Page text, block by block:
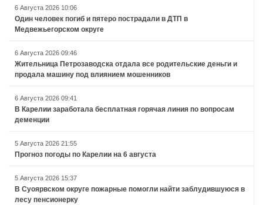
6 Августа 2026 10:06
Один человек погиб и пятеро пострадали в ДТП в
Медвежьегорском округе
6 Августа 2026 09:46
Жительница Петрозаводска отдала все родительские деньги и
продала машину под влиянием мошенников
6 Августа 2026 09:41
В Карелии заработала бесплатная горячая линия по вопросам
деменции
5 Августа 2026 21:55
Прогноз погоды по Карелии на 6 августа
5 Августа 2026 15:37
В Суоярвском округе пожарные помогли найти заблудившуюся в
лесу пенсионерку